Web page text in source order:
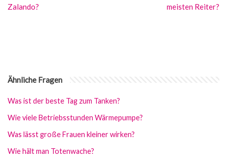
Zalando?
meisten Reiter?
Ähnliche Fragen
Was ist der beste Tag zum Tanken?
Wie viele Betriebsstunden Wärmepumpe?
Was lässt große Frauen kleiner wirken?
Wie hält man Totenwache?